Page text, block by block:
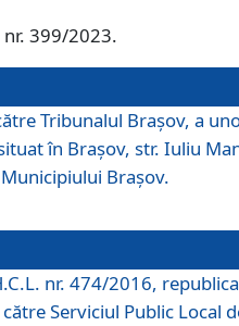
nr. 399/2023.
Tribunalul Brașov, a
în Brașov, str. Iuliu
Brașov.
nr. 474/2016,
Serviciul Public Local